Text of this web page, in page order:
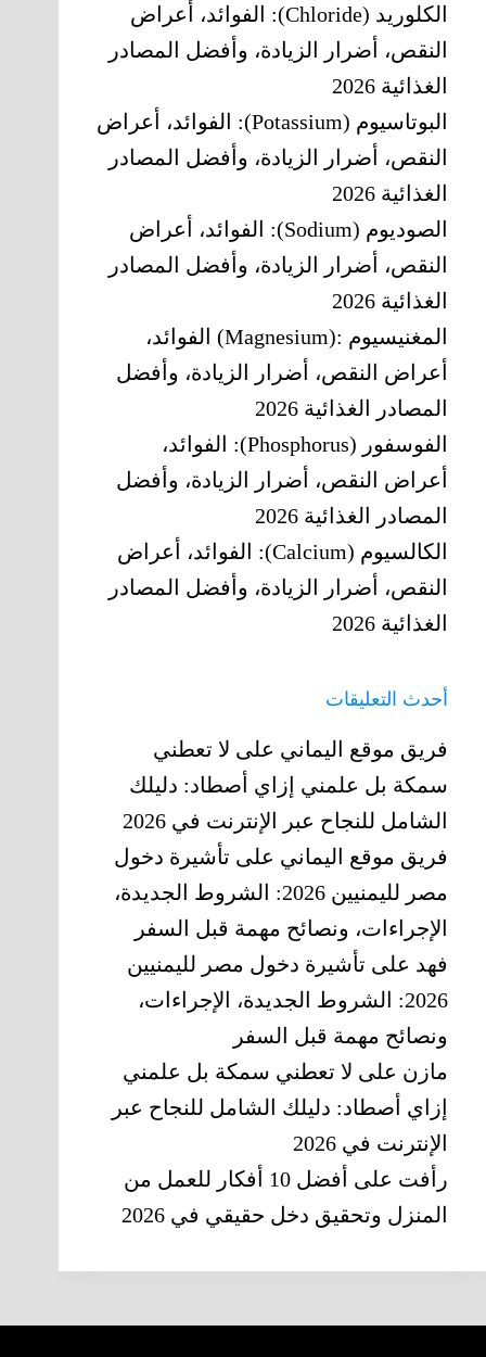
الكلوريد (Chloride): الفوائد، أعراض
النقص، أضرار الزيادة، وأفضل المصادر
الغذائية 2026
البوتاسيوم (Potassium): الفوائد، أعراض
النقص، أضرار الزيادة، وأفضل المصادر
الغذائية 2026
الصوديوم (Sodium): الفوائد، أعراض
النقص، أضرار الزيادة، وأفضل المصادر
الغذائية 2026
المغنيسيوم‎ (Magnesium): ‎الفوائد،
أعراض النقص، أضرار الزيادة، وأفضل
المصادر الغذائية 2026
الفوسفور (Phosphorus): الفوائد،
أعراض النقص، أضرار الزيادة، وأفضل
المصادر الغذائية 2026
الكالسيوم (Calcium): الفوائد، أعراض
النقص، أضرار الزيادة، وأفضل المصادر
الغذائية 2026
أحدث التعليقات
فريق موقع اليماني على لا تعطني
سمكة بل علمني إزاي أصطاد: دليلك
الشامل للنجاح عبر الإنترنت في 2026
فريق موقع اليماني على تأشيرة دخول
مصر لليمنيين 2026: الشروط الجديدة،
الإجراءات، ونصائح مهمة قبل السفر
فهد على تأشيرة دخول مصر لليمنيين
2026: الشروط الجديدة، الإجراءات،
ونصائح مهمة قبل السفر
مازن على لا تعطني سمكة بل علمني
إزاي أصطاد: دليلك الشامل للنجاح عبر
الإنترنت في 2026
رأفت على
أفضل 10 أفكار للعمل من
المنزل وتحقيق دخل حقيقي في 2026